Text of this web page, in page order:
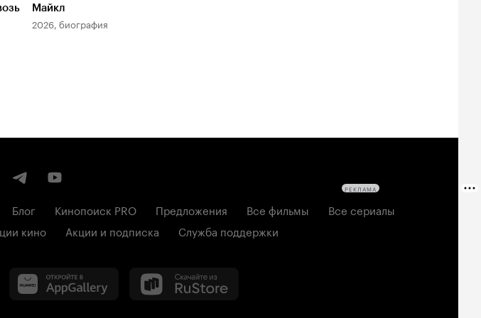
Майкл
2026, биография
Блог Кинопоиск PRO Предложения Все фильмы
Все сериалы
кино Акции и подписка Служба поддержки
РЕКЛАМА